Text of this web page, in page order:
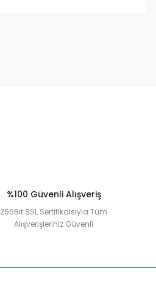
%100 Güvenli Alışveriş
256Bit SSL Sertifikalsıyla Tüm
Alışverişleriniz Güvenli